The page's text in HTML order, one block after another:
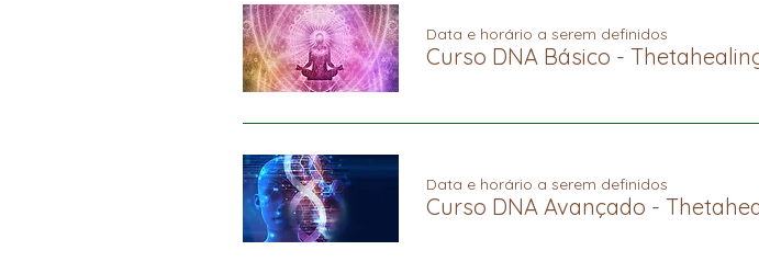
Data e horário a serem definidos
Curso DNA Básico -
Data e horário a serem definidos
Curso DNA Avançado -